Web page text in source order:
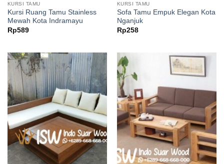
KURSI TAMU
Kursi Ruang Tamu Stainless
Mewah Kota Indramayu
Rp589
KURSI TAMU
Sofa Tamu Empuk Elegan Kota
Nganjuk
Rp258